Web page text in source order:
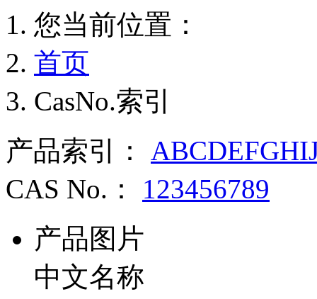
您当前位置：
首页
CasNo.索引
产品索引： ABCDEFGHI
CAS No.： 123456789
产品图片
中文名称